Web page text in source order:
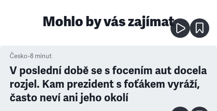
Mohlo by vás zajímat
Česko•8 minut
V poslední době se s focením aut docela
rozjel. Kam prezident s foťákem vyráží,
často neví ani jeho okolí